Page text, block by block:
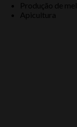
Produção de mel
Apicultura